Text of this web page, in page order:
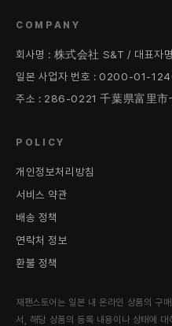
COMPANY
회사명 : 株式会社 S&T / 대표자
일본 사업자 번호 : 0200-01-
주소 : 286-0221 千葉県富里
POLICY
개인정보처리방침
서비스 약관
배송 정책
연락처 정보
환불 정책
재팬스토어는 일본 내 온라인 상품의 구
서, 해당 상품의 등록 내용이나 상태에